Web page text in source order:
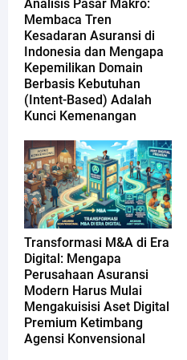
Analisis Pasar Makro:
Membaca Tren
Kesadaran Asuransi di
Indonesia dan Mengapa
Kepemilikan Domain
Berbasis Kebutuhan
(Intent-Based) Adalah
Kunci Kemenangan
Transformasi M&A di Era
Digital: Mengapa
Perusahaan Asuransi
Modern Harus Mulai
Mengakuisisi Aset Digital
Premium Ketimbang
Agensi Konvensional